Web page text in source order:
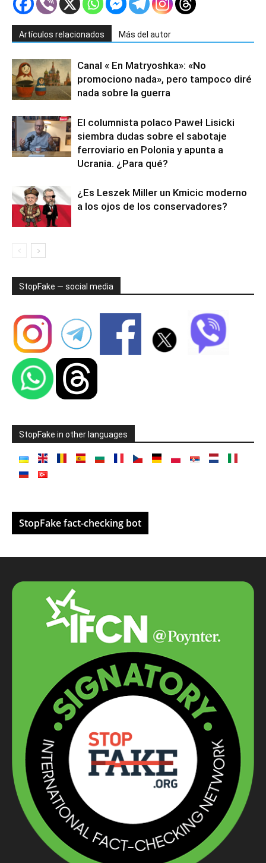
Artículos relacionados Más del autor
Canal « En Matryoshka»: «No
promociono nada», pero tampoco diré
nada sobre la guerra
El columnista polaco Paweł Lisicki
siembra dudas sobre el sabotaje
ferroviario en Polonia y apunta a
Ucrania. ¿Para qué?
¿Es Leszek Miller un Kmicic moderno
a los ojos de los conservadores?
StopFake — social media
StopFake in other languages
StopFake fact-checking bot